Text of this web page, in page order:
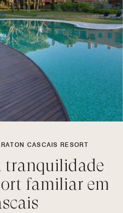
CASCAIS RESORT
tranquilidade
familiar em